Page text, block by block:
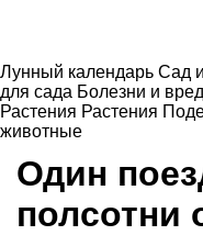
Лунный календарь Сад
для сада Болезни и
Растения Растения
животные
Один
полсотни